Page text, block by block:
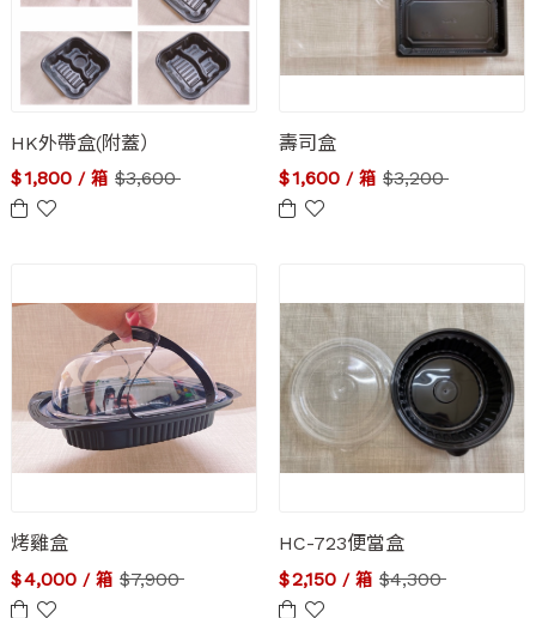
HK外帶盒(附蓋）
$3,600
$1,800 / 箱
壽司盒
$3,200
$1,600/ 箱
烤雞盒
$7,900
$4,000 / 箱
HC-723便當盒
$4,300
$2,150 / 箱